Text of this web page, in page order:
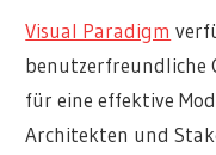
Visual Paradigm
benutzerfreundliche
für eine effektive
Architekten und